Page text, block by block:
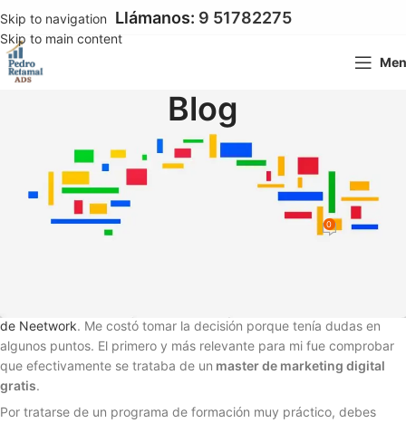
Skip to navigation
Skip to main content
Llámanos: 9 51782275
Blog
GOOGLE ADS
Master de Marketing Digital
Pedro Pablo Retamal On 14 marzo 2021 0
de Neetwork. Me costó tomar la decisión porque tenía dudas en
algunos puntos. El primero y más relevante para mi fue comprobar
que efectivamente se trataba de un master de marketing digital
gratis.
Por tratarse de un programa de formación muy práctico, debes